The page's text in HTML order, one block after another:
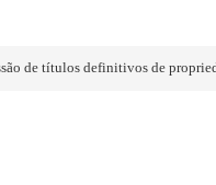
de títulos definitivos de